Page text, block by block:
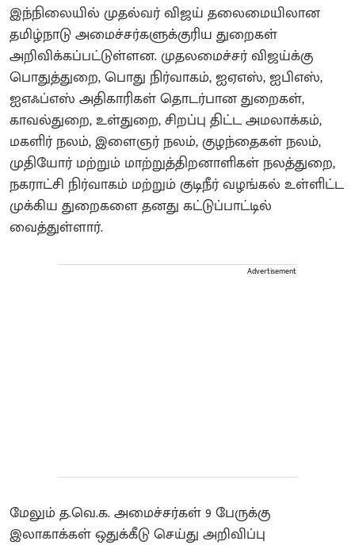
இந்நிலையில் முதல்வர் விஜய் தலைமையிலான
தமிழ்நாடு அமைச்சர்களுக்குரிய துறைகள்
அறிவிக்கப்பட்டுள்ளன. முதலமைச்சர் விஜய்க்கு
பொதுத்துறை, பொது நிர்வாகம், ஐஏஎஸ், ஐபிஎஸ்,
ஐஎஃப்எஸ் அதிகாரிகள் தொடர்பான துறைகள்,
காவல்துறை, உள்துறை, சிறப்பு திட்ட அமலாக்கம்,
மகளிர் நலம், இளைஞர் நலம், குழந்தைகள் நலம்,
முதியோர் மற்றும் மாற்றுத்திறனாளிகள் நலத்துறை,
நகராட்சி நிர்வாகம் மற்றும் குடிநீர் வழங்கல் உள்ளிட்ட
முக்கிய துறைகளை தனது கட்டுப்பாட்டில்
வைத்துள்ளார்.
Advertisement
மேலும் த.வெ.க. அமைச்சர்கள் 9 பேருக்கு
இலாகாக்கள் ஒதுக்கீடு செய்து அறிவிப்பு